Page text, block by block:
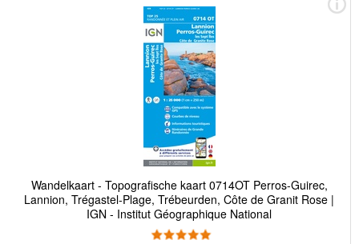
Wandelkaart - Topografische kaart 0714OT Perros-Guirec,
Lannion, Trégastel-Plage, Trébeurden, Côte de Granit Rose |
IGN - Institut Géographique National